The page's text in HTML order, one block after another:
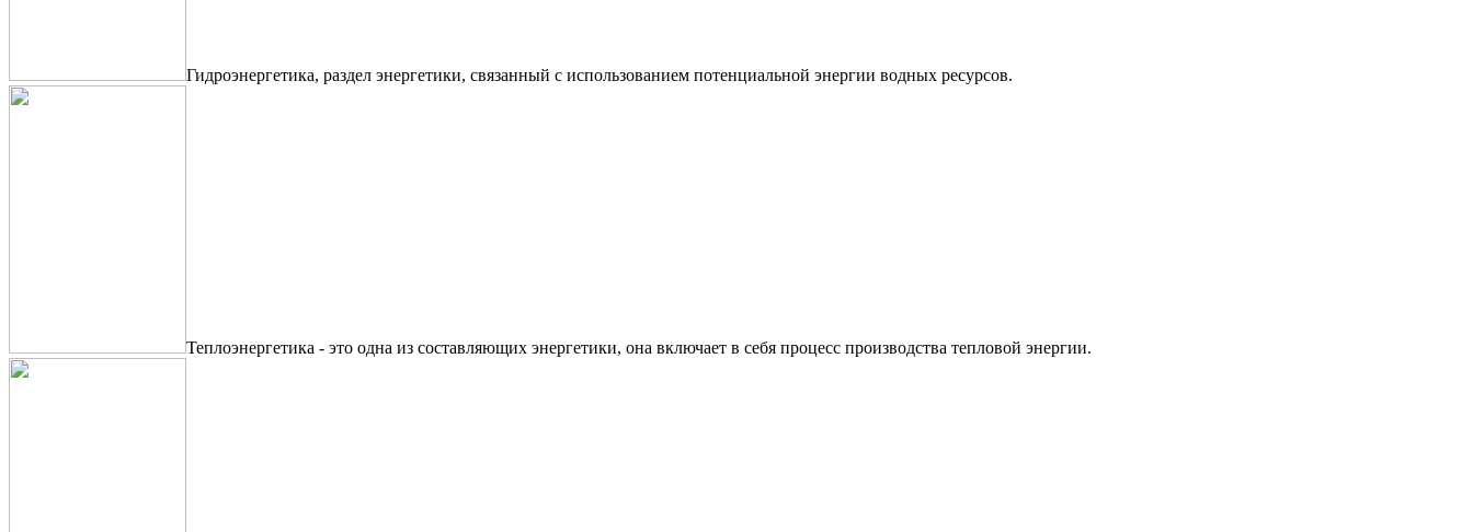
Гидроэнергетика, раздел энергетики, связанный с использованием потенциальной энергии водных ресурсов.
Теплоэнергетика - это одна из составляющих энергетики, она включает в себя процесс производства тепловой энергии.